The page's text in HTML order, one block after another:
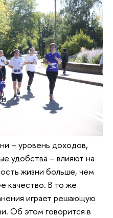
– уровень доходов,
удобства – влияют на
жизни больше, чем
качество. В то же
играет решающую
Об этом говорится в